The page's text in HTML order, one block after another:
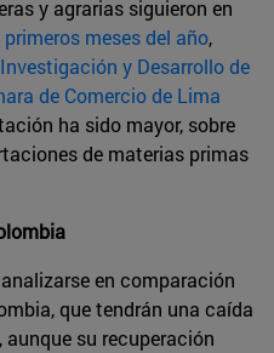
y agrarias siguieron en
meses del año,
y Desarrollo de
de Comercio de Lima
ha sido mayor, sobre
de materias primas
en comparación
que tendrán una caída
aunque su recuperación